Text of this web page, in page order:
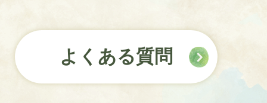
よくある質問